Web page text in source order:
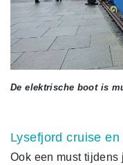
De elektrische boot is
Lysefjord cruise
Ook een must